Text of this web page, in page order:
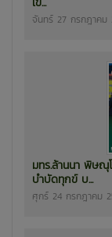
จันทร์ 27 กรกฎาคม
มทร.ล้านนา พิษณุ
บำบัดทุกข์ บ...
ศุกร์ 24 กรกฎาคม